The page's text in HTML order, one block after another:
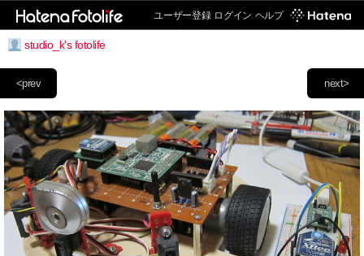
ユーザー登録 ログイン ヘルプ
studio_k's fotolife
next>
<prev